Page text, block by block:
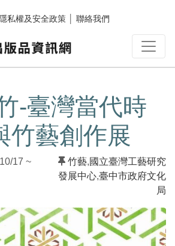
隱私權及安全政策 聯絡我們
-臺灣當代時
竹藝創作展
17 ~
竹藝,國立臺灣工藝研究
發展中心,臺中市政府文化
局